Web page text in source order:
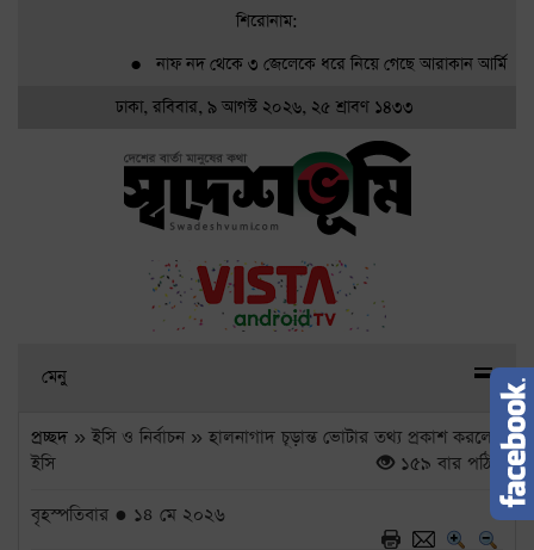
শিরোনাম:
নাফ নদ থেকে ৩ জেলেকে ধরে নিয়ে গেছে আরাকান আর্মি●
ঢাকা, রবিবার, ৯ আগস্ট ২০২৬, ২৫ শ্রাবণ ১৪৩৩
মেনু
প্রচ্ছদ » ইসি ও নির্বাচন » হালনাগাদ চূড়ান্ত ভোটার তথ্য প্রকাশ করলো
ইসি
১৫৯ বার পঠিত
বৃহস্পতিবার ● ১৪ মে ২০২৬